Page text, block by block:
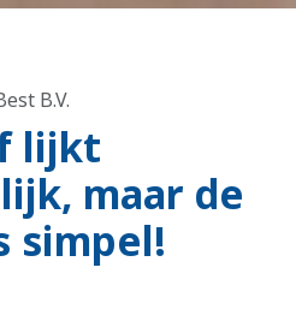
B.V.
lijkt
maar de
simpel!